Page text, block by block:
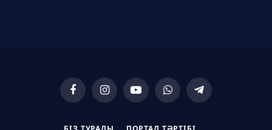
FacebookInstagramYouTubeWhatsAppTelegram